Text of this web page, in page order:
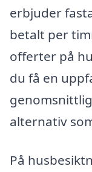
erbjuder
betalt per
offerter på
du få en
alternativ
På